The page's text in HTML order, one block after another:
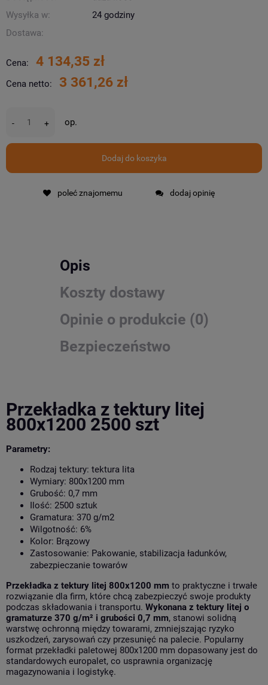
Wysyłka w:
24 godziny
Dostawa:
Cena: 4 134,35 zł
Cena netto: 3 361,26 zł
- + op.
Dodaj do koszyka
poleć znajomemu dodaj opinię
Opis
Koszty dostawy
Opinie o produkcie (0)
Bezpieczeństwo
Przekładka z tektury litej
800x1200 2500 szt
Parametry:
Rodzaj tektury: tektura lita
Wymiary: 800x1200 mm
Grubość: 0,7 mm
Ilość: 2500 sztuk
Gramatura: 370 g/m2
Wilgotność: 6%
Kolor: Brązowy
Zastosowanie: Pakowanie, stabilizacja ładunków,
zabezpieczanie towarów
Przekładka z tektury litej 800x1200 mm to praktyczne i trwałe
rozwiązanie dla firm, które chcą zabezpieczyć swoje produkty
podczas składowania i transportu. Wykonana z tektury litej o
gramaturze 370 g/m² i grubości 0,7 mm, stanowi solidną
warstwę ochronną między towarami, zmniejszając ryzyko
uszkodzeń, zarysowań czy przesunięć na palecie. Popularny
format przekładki paletowej 800x1200 mm dopasowany jest do
standardowych europalet, co usprawnia organizację
magazynowania i logistykę.